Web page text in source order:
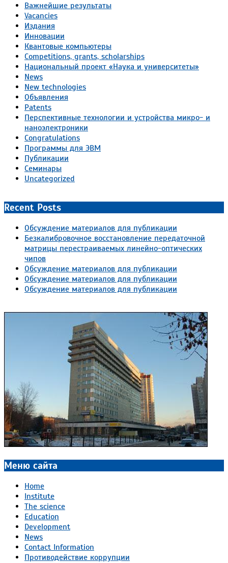
Важнейшие результаты
Vacancies
Издания
Инновации
Квантовые компьютеры
Competitions, grants, scholarships
Национальный проект «Наука и университеты»
News
New technologies
Объявления
Patents
Перспективные технологии и устройства микро- и
наноэлектроники
Congratulations
Программы для ЭВМ
Публикации
Семинары
Uncategorized
Recent Posts
Обсуждение материалов для публикации
Безкалибровочное восстановление передаточной
матрицы перестраиваемых линейно-оптических
чипов
Обсуждение материалов для публикации
Обсуждение материалов для публикации
Обсуждение материалов для публикации
Меню сайта
Home
Institute
The science
Education
Development
News
Contact Information
Противодействие коррупции